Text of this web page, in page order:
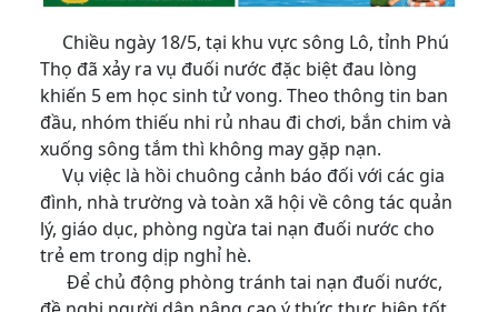
Chiều ngày 18/5, tại khu vực sông Lô, tỉnh Phú
Thọ đã xảy ra vụ đuối nước đặc biệt đau lòng
khiến 5 em học sinh tử vong. Theo thông tin ban
đầu, nhóm thiếu nhi rủ nhau đi chơi, bắn chim và
xuống sông tắm thì không may gặp nạn.
Vụ việc là hồi chuông cảnh báo đối với các gia
đình, nhà trường và toàn xã hội về công tác quản
lý, giáo dục, phòng ngừa tai nạn đuối nước cho
trẻ em trong dịp nghỉ hè.
Để chủ động phòng tránh tai nạn đuối nước,